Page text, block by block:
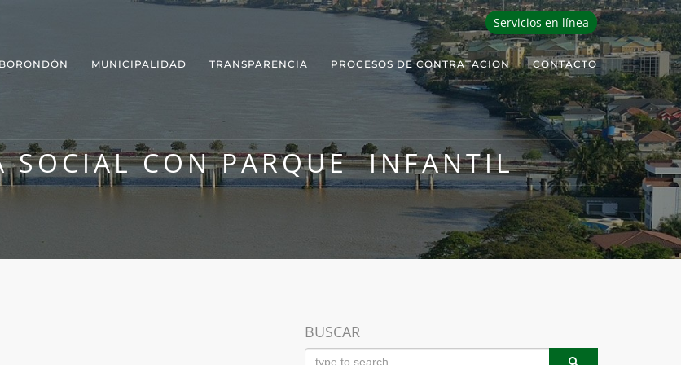
Servicios en línea
MUNICIPALIDAD TRANSPARENCIA PROCESOS DE CONTRATACION CONTACTO
SOCIAL CON PARQUE INFANTIL
BUSCAR